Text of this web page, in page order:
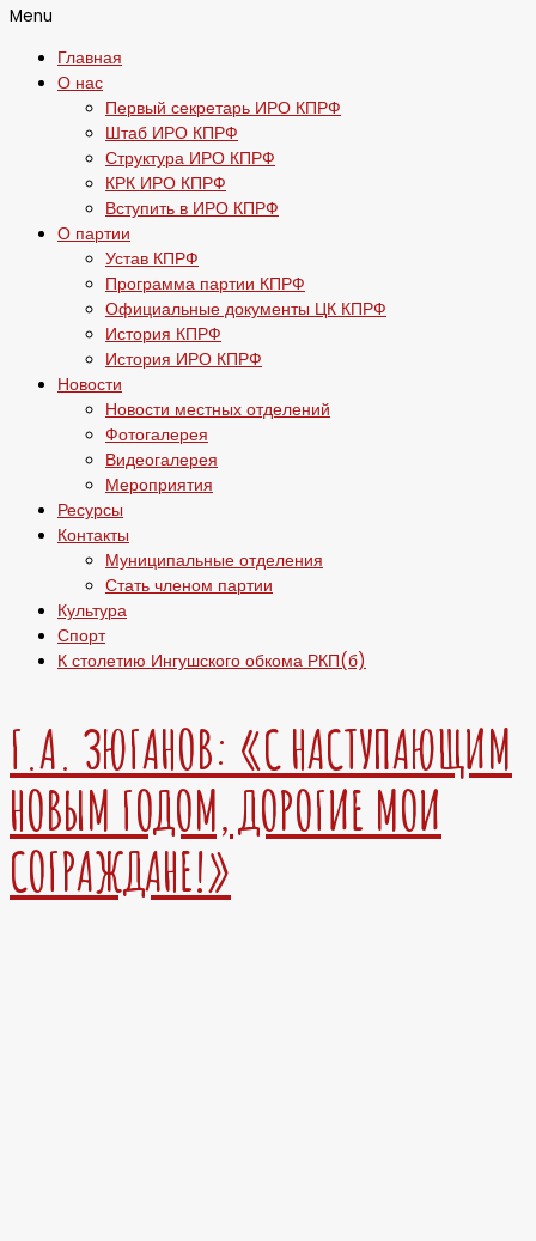
Menu
Главная
О нас
Первый секретарь ИРО КПРФ
Штаб ИРО КПРФ
Структура ИРО КПРФ
КРК ИРО КПРФ
Вступить в ИРО КПРФ
О партии
Устав КПРФ
Программа партии КПРФ
Официальные документы ЦК КПРФ
История КПРФ
История ИРО КПРФ
Новости
Новости местных отделений
Фотогалерея
Видеогалерея
Мероприятия
Ресурсы
Контакты
Муниципальные отделения
Стать членом партии
Культура
Спорт
К столетию Ингушского обкома РКП(б)
Г.А. ЗЮГАНОВ: «С НАСТУПАЮЩИМ
НОВЫМ ГОДОМ, ДОРОГИЕ МОИ
СОГРАЖДАНЕ!»